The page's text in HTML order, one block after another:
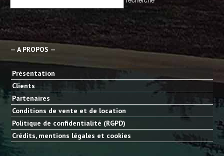
— A PROPOS —
Présentation
Clients
Partenaires
Conditions de vente et de location
Politique de confidentialité (RGPD)
Crédits, mentions légales et cookies